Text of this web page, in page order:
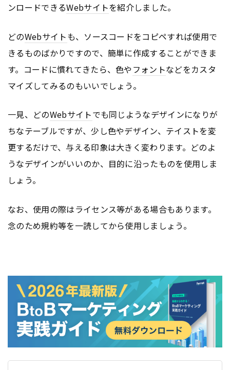
ンロードできるWebサイトを紹介しました。
どのWebサイトも、ソースコードをコピペすれば使用で
きるものばかりですので、簡単に作成することができま
す。コードに慣れてきたら、色やフォントなどをカスタ
マイズしてみるのもいいでしょう。
一見、どのWebサイトでも同じようなデザインになりが
ちなテーブルですが、少し色やデザイン、テイストを変
更するだけで、与える印象は大きく変わります。どのよ
うなデザインがいいのか、目的に沿ったものを使用しま
しょう。
なお、使用の際はライセンス等がある場合もあります。
念のため規約等を一読してから使用しましょう。